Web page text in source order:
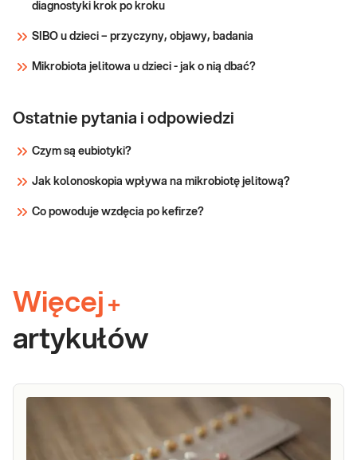
diagnostyki krok po kroku
SIBO u dzieci – przyczyny, objawy, badania
Mikrobiota jelitowa u dzieci - jak o nią dbać?
Ostatnie pytania i odpowiedzi
Czym są eubiotyki?
Jak kolonoskopia wpływa na mikrobiotę jelitową?
Co powoduje wzdęcia po kefirze?
Więcej +
artykułów